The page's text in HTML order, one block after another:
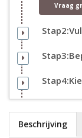
Vraag
Beschrijving